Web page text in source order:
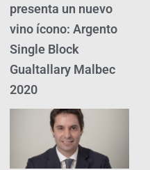
presenta un nuevo
vino ícono: Argento
Single Block
Gualtallary Malbec
2020